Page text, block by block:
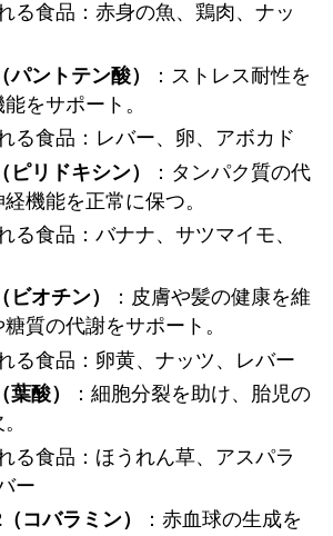
る食品：赤身の魚、鶏肉、ナッ
パントテン酸）
：ストレス耐性を
をサポート。
る食品：レバー、卵、アボカド
ピリドキシン）
：タンパク質の代
機能を正常に保つ。
る食品：バナナ、サツマイモ、
ビオチン）
：皮膚や髪の健康を維
質の代謝をサポート。
る食品：卵黄、ナッツ、レバー
酸）
：細胞分裂を助け、胎児の
る食品：ほうれん草、アスパラ
ー
コバラミン）
：赤血球の生成を